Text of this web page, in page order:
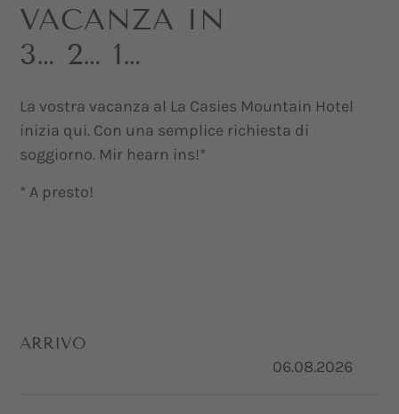
VACANZA IN
3… 2… 1…
La vostra vacanza al La Casies Mountain Hotel
inizia qui. Con una semplice richiesta di
soggiorno. Mir hearn ins!*
* A presto!
ARRIVO